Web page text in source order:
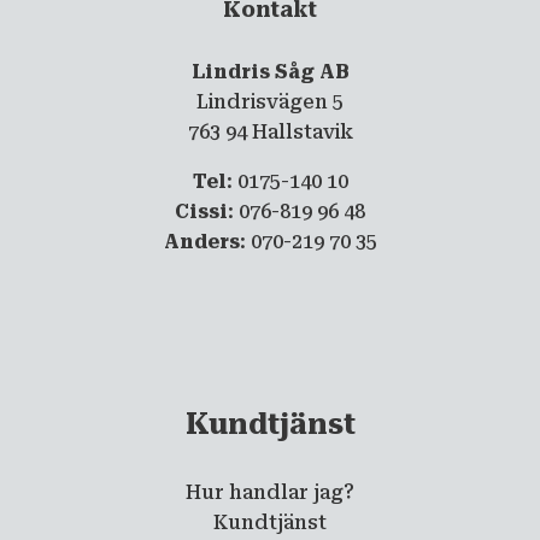
Kontakt
Lindris Såg AB
Lindrisvägen 5
763 94 Hallstavik
Tel: 0175-140 10
Cissi: 076-819 96 48
Anders: 070-219 70 35
Kundtjänst
Hur handlar jag?
Kundtjänst